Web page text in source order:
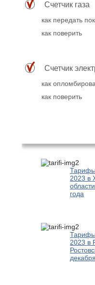
Счетчик газа
как передать
как поверить
Счетчик
как
как поверить
Тарифы
2023 в
года
Тарифы
2023 в